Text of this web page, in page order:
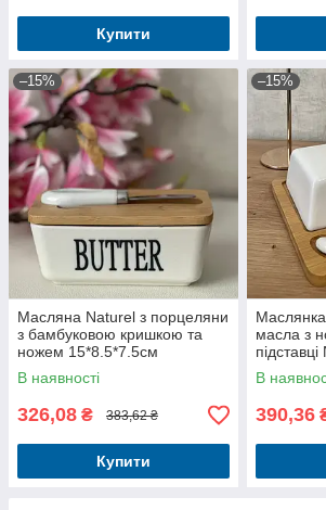
Купити
–15%
Масляна Naturel з порцеляни
з бамбуковою кришкою та
ножем 15*8.5*7.5см
В наявності
326,08 ₴ 383,62 ₴
Купити
–15%
масла з
14,5 см
В
390,36